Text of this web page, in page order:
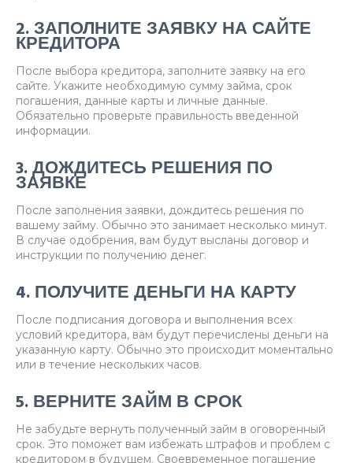
2. ЗАПОЛНИТЕ ЗАЯВКУ НА САЙТЕ
КРЕДИТОРА
После выбора кредитора, заполните заявку на его
сайте. Укажите необходимую сумму займа, срок
погашения, данные карты и личные данные.
Обязательно проверьте правильность введенной
информации.
3. ДОЖДИТЕСЬ РЕШЕНИЯ ПО
ЗАЯВКЕ
После заполнения заявки, дождитесь решения по
вашему займу. Обычно это занимает несколько минут.
В случае одобрения, вам будут высланы договор и
инструкции по получению денег.
4. ПОЛУЧИТЕ ДЕНЬГИ НА КАРТУ
После подписания договора и выполнения всех
условий кредитора, вам будут перечислены деньги на
указанную карту. Обычно это происходит моментально
или в течение нескольких часов.
5. ВЕРНИТЕ ЗАЙМ В СРОК
Не забудьте вернуть полученный займ в оговоренный
срок. Это поможет вам избежать штрафов и проблем с
кредитором в будущем. Своевременное погашение